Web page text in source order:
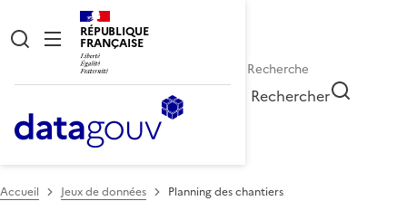
RÉPUBLIQUE
FRANÇAISE
Rechercher
Accueil Jeux de données Planning des chantiers